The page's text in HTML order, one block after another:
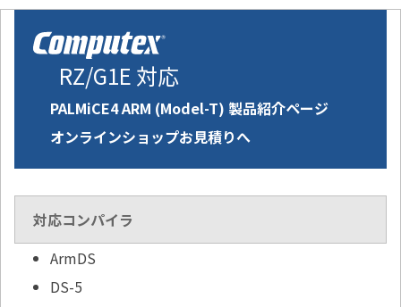
RZ/G1E 対応
PALMiCE4 ARM (Model-T) 製品紹介ページ
オンラインショップお見積りへ
対応コンパイラ
ArmDS
DS-5